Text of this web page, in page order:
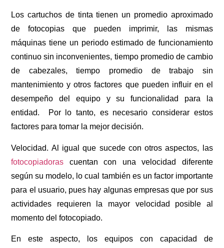
Los cartuchos de tinta tienen un promedio aproximado
de fotocopias que pueden imprimir, las mismas
máquinas tiene un periodo estimado de funcionamiento
continuo sin inconvenientes, tiempo promedio de cambio
de cabezales, tiempo promedio de trabajo sin
mantenimiento y otros factores que pueden influir en el
desempeño del equipo y su funcionalidad para la
entidad. Por lo tanto, es necesario considerar estos
factores para tomar la mejor decisión.
Velocidad. Al igual que sucede con otros aspectos, las
fotocopiadoras cuentan con una velocidad diferente
según su modelo, lo cual también es un factor importante
para el usuario, pues hay algunas empresas que por sus
actividades requieren la mayor velocidad posible al
momento del fotocopiado.
En este aspecto, los equipos con capacidad de